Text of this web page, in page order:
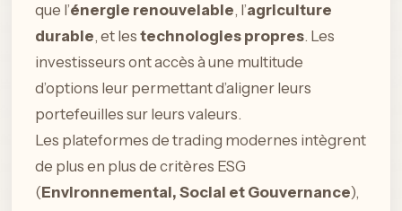
que l’énergie renouvelable, l’agriculture
durable, et les technologies propres. Les
investisseurs ont accès à une multitude
d’options leur permettant d’aligner leurs
portefeuilles sur leurs valeurs.
Les plateformes de trading modernes intègrent
de plus en plus de critères ESG
(Environnemental, Social et Gouvernance),